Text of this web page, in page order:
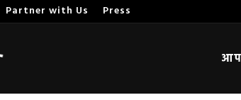
Partner with Us Press